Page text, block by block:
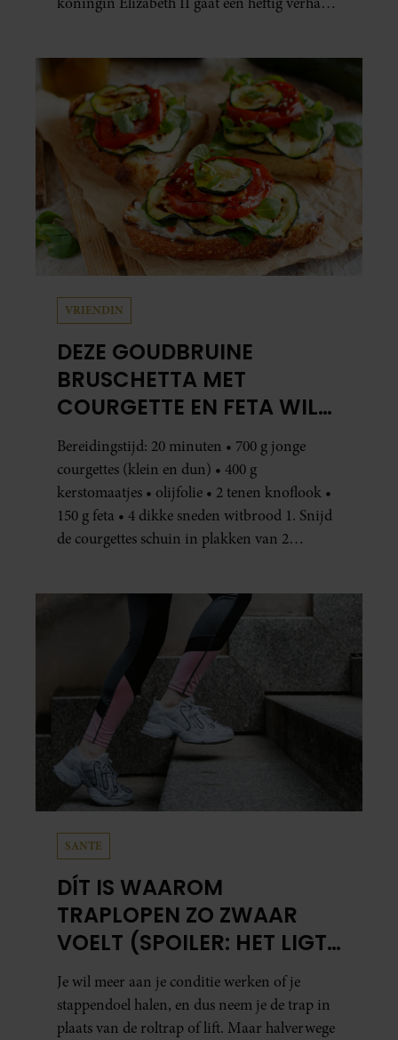
VRIENDIN
DEZE GOUDBRUINE
BRUSCHETTA MET
COURGETTE EN FETA WIL
JE METEEN MAKEN
Bereidingstijd: 20 minuten • 700 g jonge
courgettes (klein en dun) • 400 g
kerstomaatjes • olijfolie • 2 tenen knoflook •
150 g feta • 4 dikke sneden witbrood 1. Snijd
de courgettes schuin in plakken van 2
SANTE
DÍT IS WAAROM
TRAPLOPEN ZO ZWAAR
VOELT (SPOILER: HET LIGT
NIET AAN JE CONDITIE)
Je wil meer aan je conditie werken of je
stappendoel halen, en dus neem je de trap in
plaats van de roltrap of lift. Maar halverwege